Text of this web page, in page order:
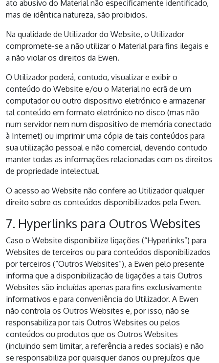
ato abusivo do Material não especificamente identificado,
mas de idêntica natureza, são proibidos.
Na qualidade de Utilizador do Website, o Utilizador
compromete-se a não utilizar o Material para fins ilegais e
a não violar os direitos da Ewen.
O Utilizador poderá, contudo, visualizar e exibir o
conteúdo do Website e/ou o Material no ecrã de um
computador ou outro dispositivo eletrónico e armazenar
tal conteúdo em formato eletrónico no disco (mas não
num servidor nem num dispositivo de memória conectado
à Internet) ou imprimir uma cópia de tais conteúdos para
sua utilização pessoal e não comercial, devendo contudo
manter todas as informações relacionadas com os direitos
de propriedade intelectual.
O acesso ao Website não confere ao Utilizador qualquer
direito sobre os conteúdos disponibilizados pela Ewen.
7. Hyperlinks para Outros Websites
Caso o Website disponibilize ligações (“Hyperlinks”) para
Websites de terceiros ou para conteúdos disponibilizados
por terceiros (“Outros Websites”), a Ewen pelo presente
informa que a disponibilização de ligações a tais Outros
Websites são incluídas apenas para fins exclusivamente
informativos e para conveniência do Utilizador. A Ewen
não controla os Outros Websites e, por isso, não se
responsabiliza por tais Outros Websites ou pelos
conteúdos ou produtos que os Outros Websites
(incluindo sem limitar, a referência a redes sociais) e não
se responsabiliza por quaisquer danos ou prejuízos que